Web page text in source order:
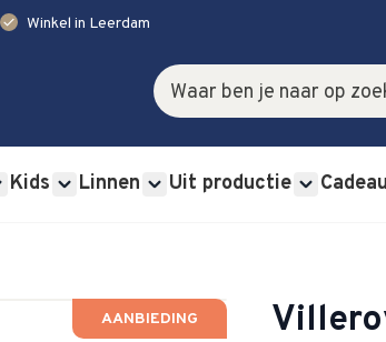
check Winkel in Leerdam
Zoek
Kids Linnen Uit productie
AANBIEDING